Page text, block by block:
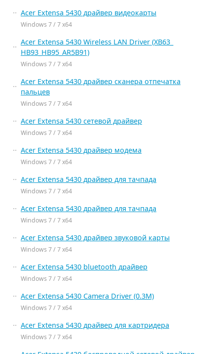
Acer Extensa 5430 драйвер видеокарты
Windows 7 / 7 x64
Acer Extensa 5430 Wireless LAN Driver (XB63_
HB93_HB95_AR5B91)
Windows 7 / 7 x64
Acer Extensa 5430 драйвер сканера отпечатка
пальцев
Windows 7 / 7 x64
Acer Extensa 5430 сетевой драйвер
Windows 7 / 7 x64
Acer Extensa 5430 драйвер модема
Windows 7 / 7 x64
Acer Extensa 5430 драйвер для тачпада
Windows 7 / 7 x64
Acer Extensa 5430 драйвер для тачпада
Windows 7 / 7 x64
Acer Extensa 5430 драйвер звуковой карты
Windows 7 / 7 x64
Acer Extensa 5430 bluetooth драйвер
Windows 7 / 7 x64
Acer Extensa 5430 Camera Driver (0.3M)
Windows 7 / 7 x64
Acer Extensa 5430 драйвер для картридера
Windows 7 / 7 x64